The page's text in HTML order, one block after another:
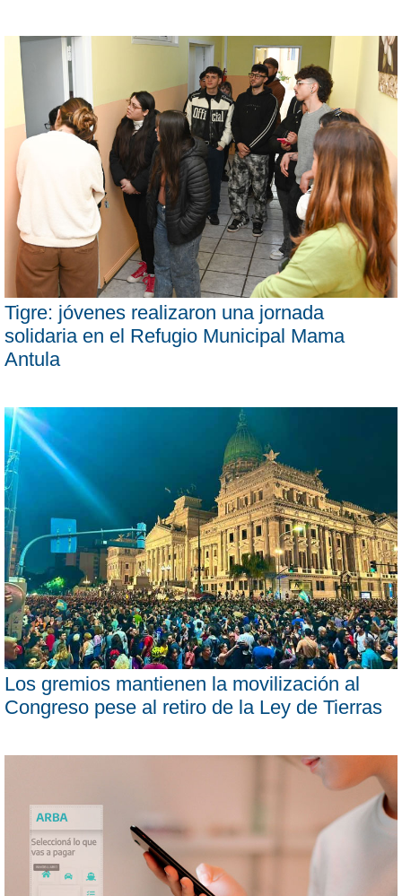
Tigre: jóvenes realizaron una jornada
solidaria en el Refugio Municipal Mama
Antula
Los gremios mantienen la movilización al
Congreso pese al retiro de la Ley de Tierras